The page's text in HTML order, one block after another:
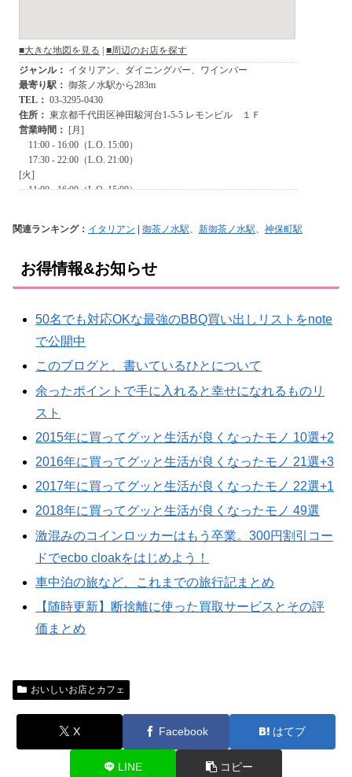
関連ランキング： イタリアン 御茶ノ水駅、 新御茶ノ水駅、 神保町駅
お得情報&お知らせ
50名でも対応OKな最強のBBQ買い出しリストをnote
で公開中
このブログと、書いているひとについて
余ったポイントで手に入れると幸せになれるものリ
スト
2015年に買ってグッと生活が良くなったモノ 10選+2
2016年に買ってグッと生活が良くなったモノ 21選+3
2017年に買ってグッと生活が良くなったモノ 22選+1
2018年に買ってグッと生活が良くなったモノ 49選
激混みのコインロッカーはもう卒業。300円割引コー
ドでecbo cloakをはじめよう！
車中泊の旅など、これまでの旅行記まとめ
【随時更新】断捨離に使った買取サービスとその評
価まとめ
おいしいお店とカフェ
X Facebook はてブ
LINE コピー